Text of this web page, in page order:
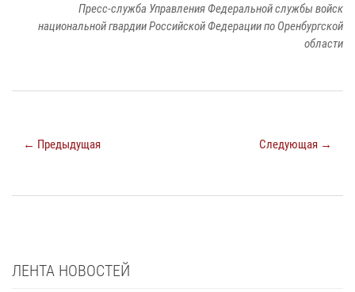
Пресс-служба Управления Федеральной службы войск
национальной гвардии Российской Федерации по Оренбургской
области
← Предыдущая Следующая →
ЛЕНТА НОВОСТЕЙ